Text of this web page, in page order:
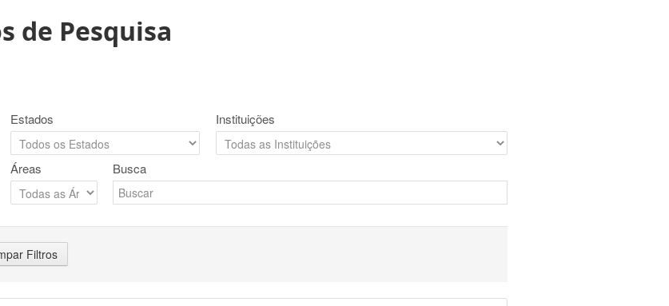
de Pesquisa
Estados Instituições
Áreas Busca
Filtros